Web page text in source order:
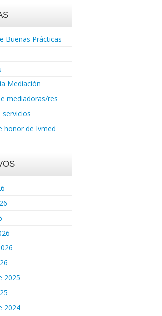
Buenas Prácticas
Mediación
mediadoras/res
servicios
honor de Ivmed
2025
2024